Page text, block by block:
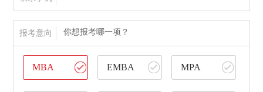
报考意向 你想报考哪一项？
MBA EMBA MPA